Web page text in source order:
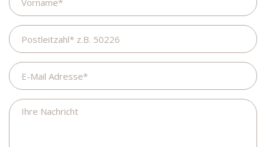
Postleitzahl
E-
Mail
Adresse
Ihre
Nachricht